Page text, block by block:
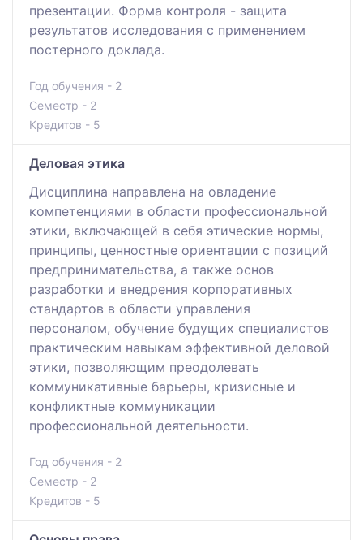
презентации. Форма контроля - защита
результатов исследования с применением
постерного доклада.
Год обучения - 2
Семестр - 2
Кредитов - 5
Деловая этика
Дисциплина направлена на овладение
компетенциями в области профессиональной
этики, включающей в себя этические нормы,
принципы, ценностные ориентации с позиций
предпринимательства, а также основ
разработки и внедрения корпоративных
стандартов в области управления
персоналом, обучение будущих специалистов
практическим навыкам эффективной деловой
этики, позволяющим преодолевать
коммуникативные барьеры, кризисные и
конфликтные коммуникации
профессиональной деятельности.
Год обучения - 2
Семестр - 2
Кредитов - 5